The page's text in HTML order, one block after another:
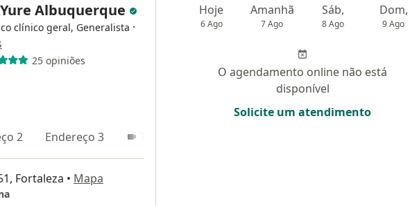
Albuquerque
clínico geral, Generalista ·
25 opiniões
2 Endereço 3 Teleconsulta
Fortaleza • Mapa
Hoje
6 Ago
Amanhã
7 Ago
Sáb,
8 Ago
Dom,
9 Ago
O agendamento online não está
disponível
Solicite um atendimento